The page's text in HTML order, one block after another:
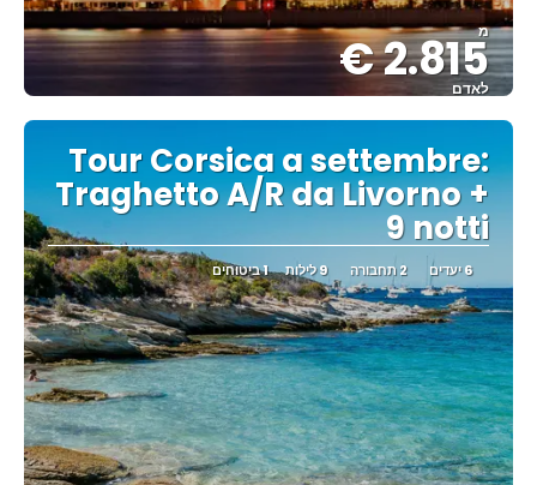
מ
2.815 €
לאדם
ראה
Tour Corsica a settembre:
Traghetto A/R da Livorno +
9 notti
6 יעדים 2 תחבורה 9 לילות 1 ביטוחים